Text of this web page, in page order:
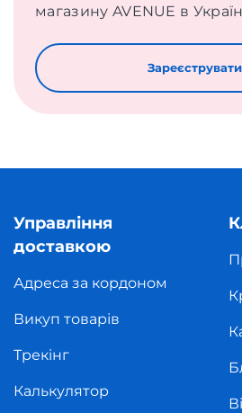
магазину AVENUE в
Управління
доставкою
Адреса за кордоном
Викуп товарів
Трекінг
Калькулятор